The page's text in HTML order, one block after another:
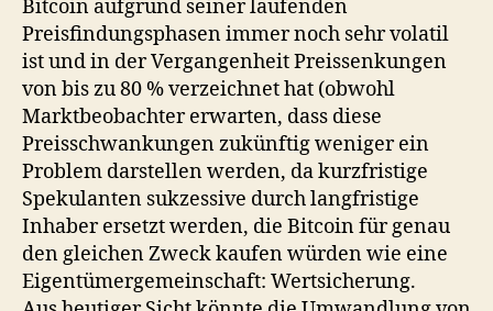
Bitcoin aufgrund seiner laufenden
Preisfindungsphasen immer noch sehr volatil
ist und in der Vergangenheit Preissenkungen
von bis zu 80 % verzeichnet hat (obwohl
Marktbeobachter erwarten, dass diese
Preisschwankungen zukünftig weniger ein
Problem darstellen werden, da kurzfristige
Spekulanten sukzessive durch langfristige
Inhaber ersetzt werden, die Bitcoin für genau
den gleichen Zweck kaufen würden wie eine
Eigentümergemeinschaft: Wertsicherung.